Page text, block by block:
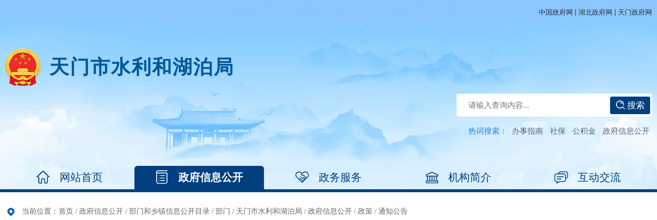
中国政府网 | 湖北政府网 | 天门政府网
天门市水利和湖泊局
搜索
热词搜索： 办事指南 社保 公积金 政府信息公开
网站首页 政府信息公开 政务服务 机构简介 互动交流
当前位置： 首页 / 政府信息公开 / 部门和乡镇信息公开目录 / 部门 / 天门市水利和湖泊局 / 政府信息公开 / 政策 / 通知公告